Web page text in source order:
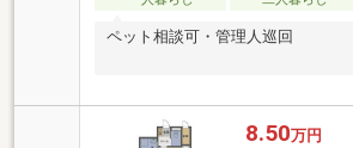
ペット相談可・管理人巡回
8.50万円